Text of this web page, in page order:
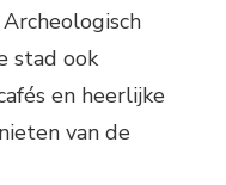
stad ook
en heerlijke
van de